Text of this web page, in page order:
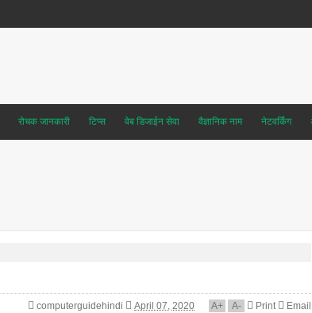
रोचक जानकारी टिप्स वेब डिजाईन सेवा वैज्ञानिक नाम नेटवर्किंग
computerguidehindi April 07, 2020 A+ A- Print Email